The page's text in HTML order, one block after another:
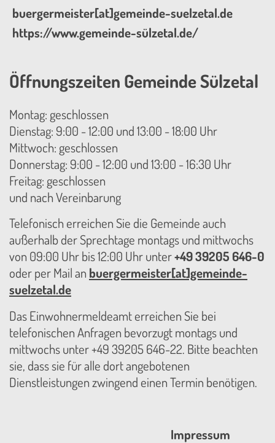
buergermeister[at]gemeinde-suelzetal.de
https://www.gemeinde-sülzetal.de/
Öffnungszeiten Gemeinde Sülzetal
Montag: geschlossen
Dienstag: 9:00 - 12:00 und 13:00 - 18:00 Uhr
Mittwoch: geschlossen
Donnerstag: 9:00 - 12:00 und 13:00 - 16:30 Uhr
Freitag: geschlossen
und nach Vereinbarung
Telefonisch erreichen Sie die Gemeinde auch
außerhalb der Sprechtage montags und mittwochs
von 09:00 Uhr bis 12:00 Uhr unter+49 39205 646-0
oder per Mail an buergermeister[at]gemeinde-
suelzetal.de
Das Einwohnermeldeamt erreichen Sie bei
telefonischen Anfragen bevorzugt montags und
mittwochs unter +49 39205 646-22. Bitte beachten
sie, dass sie für alle dort angebotenen
Dienstleistungen zwingend einen Termin benötigen.
Impressum